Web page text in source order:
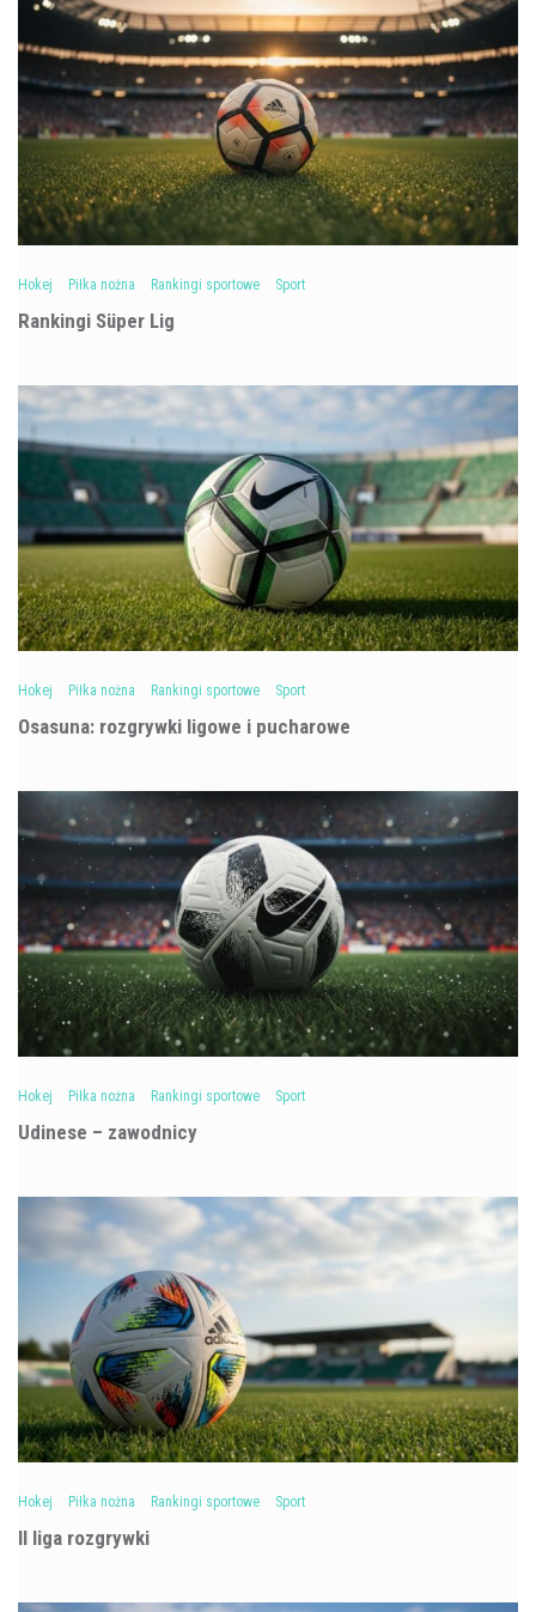
Hokej Piłka nożna Rankingi sportowe Sport
Rankingi Süper Lig
Hokej Piłka nożna Rankingi sportowe Sport
Osasuna: rozgrywki ligowe i pucharowe
Hokej Piłka nożna Rankingi sportowe Sport
Udinese – zawodnicy
Hokej Piłka nożna Rankingi sportowe Sport
II liga rozgrywki